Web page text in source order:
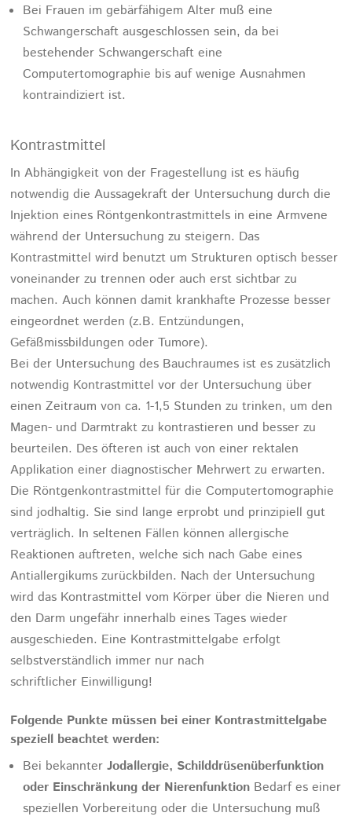
Bei Frauen im gebärfähigem Alter muß eine
Schwangerschaft ausgeschlossen sein, da bei
bestehender Schwangerschaft eine
Computertomographie bis auf wenige Ausnahmen
kontraindiziert ist.
Kontrastmittel
In Abhängigkeit von der Fragestellung ist es häufig
notwendig die Aussagekraft der Untersuchung durch die
Injektion eines Röntgenkontrastmittels in eine Armvene
während der Untersuchung zu steigern. Das
Kontrastmittel wird benutzt um Strukturen optisch besser
voneinander zu trennen oder auch erst sichtbar zu
machen. Auch können damit krankhafte Prozesse besser
eingeordnet werden (z.B. Entzündungen,
Gefäßmissbildungen oder Tumore).
Bei der Untersuchung des Bauchraumes ist es zusätzlich
notwendig Kontrastmittel vor der Untersuchung über
einen Zeitraum von ca. 1-1,5 Stunden zu trinken, um den
Magen- und Darmtrakt zu kontrastieren und besser zu
beurteilen. Des öfteren ist auch von einer rektalen
Applikation einer diagnostischer Mehrwert zu erwarten.
Die Röntgenkontrastmittel für die Computertomographie
sind jodhaltig. Sie sind lange erprobt und prinzipiell gut
verträglich. In seltenen Fällen können allergische
Reaktionen auftreten, welche sich nach Gabe eines
Antiallergikums zurückbilden. Nach der Untersuchung
wird das Kontrastmittel vom Körper über die Nieren und
den Darm ungefähr innerhalb eines Tages wieder
ausgeschieden. Eine Kontrastmittelgabe erfolgt
selbstverständlich immer nur nach
schriftlicher Einwilligung!
Folgende Punkte müssen bei einer Kontrastmittelgabe
speziell beachtet werden:
Bei bekannterJodallergie, Schilddrüsenüberfunktion
oder Einschränkung der Nierenfunktion Bedarf es einer
speziellen Vorbereitung oder die Untersuchung muß